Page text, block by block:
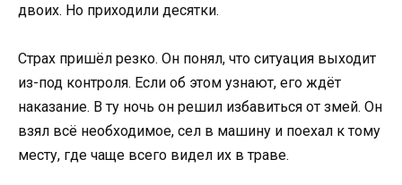
двоих. Но приходили десятки.
Страх пришёл резко. Он понял, что ситуация выходит
из-под контроля. Если об этом узнают, его ждёт
наказание. В ту ночь он решил избавиться от змей. Он
взял всё необходимое, сел в машину и поехал к тому
месту, где чаще всего видел их в траве.